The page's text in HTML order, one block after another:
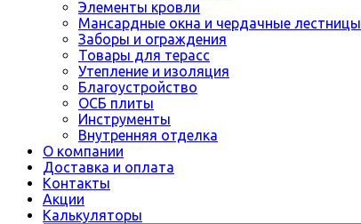
Элементы кровли
Мансардные окна и чердачные лестницы
Заборы и ограждения
Товары для терасс
Утепление и изоляция
Благоустройство
ОСБ плиты
Инструменты
Внутренняя отделка
О компании
Доставка и оплата
Контакты
Акции
Калькуляторы